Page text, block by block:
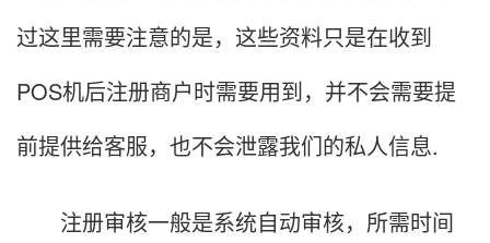
过这里需要注意的是，这些资料只是在收到
POS机后注册商户时需要用到，并不会需要提
前提供给客服，也不会泄露我们的私人信息.
注册审核一般是系统自动审核，所需时间